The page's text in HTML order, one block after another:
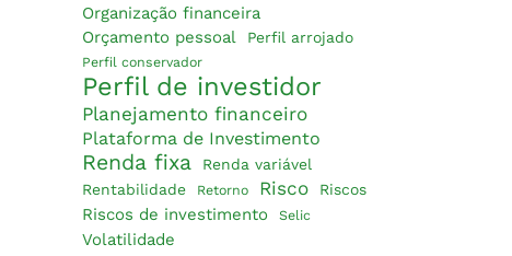
Organização financeira
Orçamento pessoal
Perfil arrojado
Perfil conservador
Perfil de investidor
Planejamento financeiro
Plataforma de Investimento
Renda fixa
Renda variável
Rentabilidade
Retorno Risco Riscos
Riscos de investimento Selic
Volatilidade